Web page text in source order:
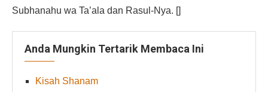
Subhanahu wa Ta’ala dan Rasul-Nya. []
Anda Mungkin Tertarik Membaca Ini
Kisah Shanam